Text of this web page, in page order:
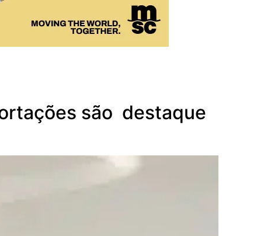
são destaque